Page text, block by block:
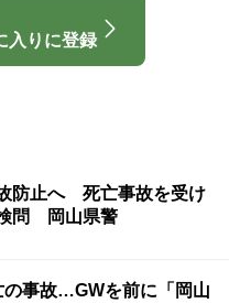
入りに登録
防止へ 死亡事故を受け
問 岡山県警
の事故…GWを前に「岡山